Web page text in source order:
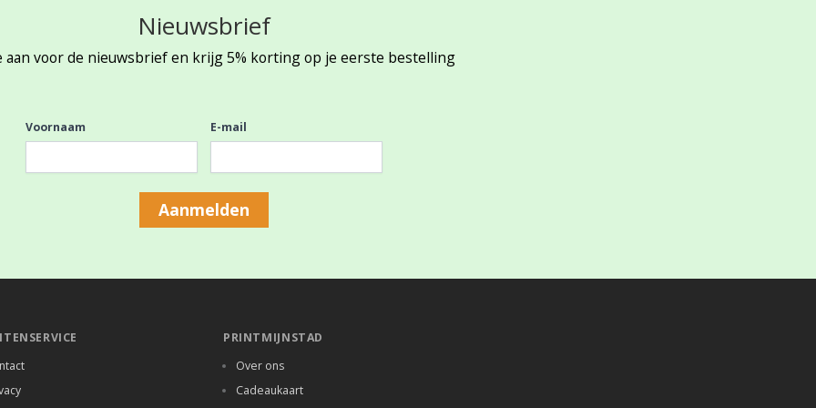
Nieuwsbrief
aan voor de nieuwsbrief en krijg 5% korting op je eerste bestelling
Voornaam E-mail
Aanmelden
PRINTMIJNSTAD
Over ons
Cadeaukaart